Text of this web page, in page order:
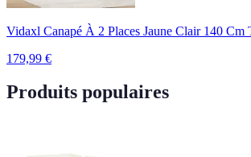
Vidaxl Canapé À 2 Places Jaune Clair 140 Cm
179,99 €
Produits populaires